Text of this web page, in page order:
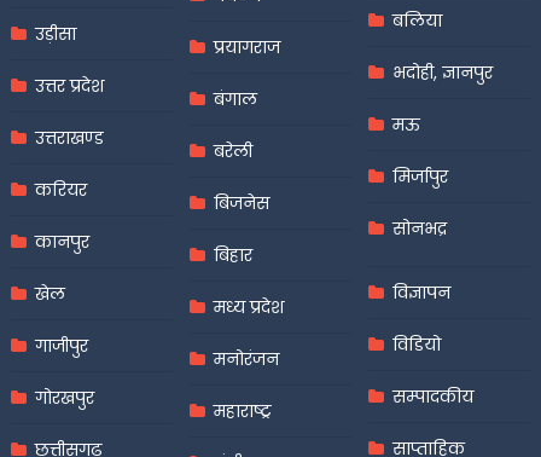
उड़ीसा
उत्तर प्रदेश
उत्तराखण्ड
करियर
कानपुर
खेल
गाजीपुर
गोरखपुर
छत्तीसगढ़
प्रयागराज
बंगाल
बरेली
बिजनेस
बिहार
मध्य प्रदेश
मनोरंजन
महाराष्ट्र
बलिया
भदोही, ज्ञानपुर
मऊ
मिर्जापुर
सोनभद्र
विज्ञापन
विडियो
सम्पादकीय
साप्ताहिक